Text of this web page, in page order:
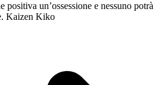
positiva un’ossessione e nessuno potrà
Kaizen Kiko